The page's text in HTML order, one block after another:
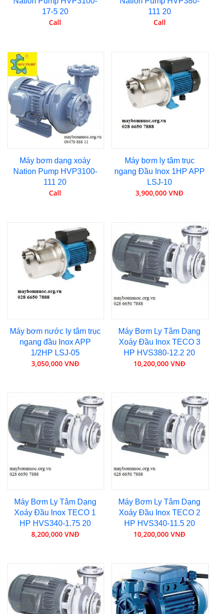
17-5 20
Call
111 20
Call
Máy bơm dạng xoáy
Nation Pump HVP3100-
111 20
Call
Máy bơm ly tâm trục
ngang Đầu Inox 1HP APP
LSJ-10
3,900,000 VNĐ
Máy bơm nước ly tâm trục
ngang đầu Inox APP
1/2HP LSJ-05
3,050,000 VNĐ
Máy Bơm Ly Tâm Dạng
Xoáy Đầu Inox TECO 3
HP HVS380-12.2 20
10,200,000 VNĐ
Máy Bơm Ly Tâm Dạng
Xoáy Đầu Inox TECO 1
HP HVS340-1.75 20
8,200,000 VNĐ
Máy Bơm Ly Tâm Dạng
Xoáy Đầu Inox TECO 2
HP HVS340-11.5 20
10,200,000 VNĐ